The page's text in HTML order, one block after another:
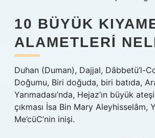
10 BÜYÜK
ALAMETLERI
Duhan (Duman), Dajjal, Dâbbetü’l-
Doğumu, Biri doğuda, biri batıda,
Yarımadası’nda, Hejaz’ın büyük
çıkması İsa Bin Mary Aleyhisselâm,
Me’cüC’nin inişi.